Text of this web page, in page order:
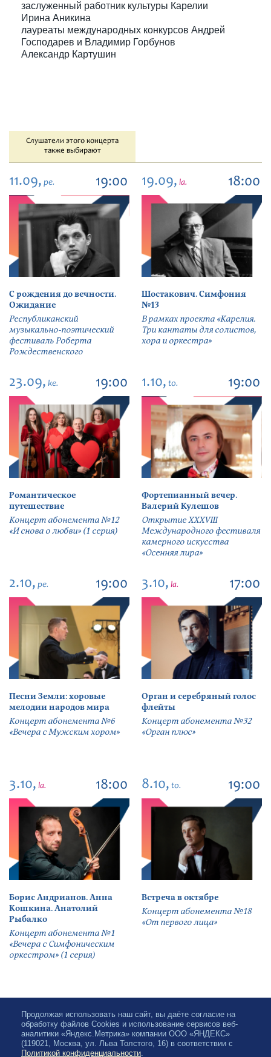
заслуженный работник культуры Карелии
Ирина Аникина
лауреаты международных конкурсов Андрей
Господарев и Владимир Горбунов
Александр Картушин
Слушатели этого концерта
также выбирают
11.09, pe. 19:00
С рождения до вечности.
Ожидание
Республиканский
музыкально-поэтический
фестиваль Роберта
Рождественского
19.09, la. 18:00
Шостакович. Симфония
№13
В рамках проекта «Карелия.
Три кантаты для солистов,
хора и оркестра»
23.09, ke. 19:00
Романтическое
путешествие
Концерт абонемента №12
«И снова о любви» (1 серия)
1.10, to. 19:00
Фортепианный вечер.
Валерий Кулешов
Открытие ХХХVIII
Международного фестиваля
камерного искусства
«Осенняя лира»
2.10, pe. 19:00
Песни Земли: хоровые
мелодии народов мира
Концерт абонемента №6
«Вечера с Мужским хором»
3.10, la. 17:00
Орган и серебряный голос
флейты
Концерт абонемента №32
«Орган плюс»
3.10, la. 18:00
Борис Андрианов. Анна
Кошкина. Анатолий
Рыбалко
Концерт абонемента №1
«Вечера с Симфоническим
оркестром» (1 серия)
8.10, to. 19:00
Встреча в октябре
Концерт абонемента №18
«От первого лица»
Продолжая использовать наш сайт, вы даёте согласие на
обработку файлов Cookies и использование сервисов веб-
аналитики «Яндекс.Метрика» компании ООО «ЯНДЕКС»
(119021, Москва, ул. Льва Толстого, 16) в соответствии с
Политикой конфиденциальности.